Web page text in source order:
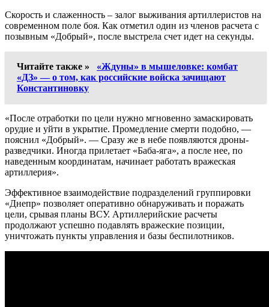
Скорость и слаженность – залог выживания артиллеристов на
современном поле боя. Как отметил один из членов расчета с
позывным «Добрый», после выстрела счет идет на секунды.
Читайте также »
«Ждуны» в мышеловке: комбат
«ДЗ» — о том, как российские войска зачищают
Константиновку
«После отработки по цели нужно мгновенно замаскировать
орудие и уйти в укрытие. Промедление смерти подобно, —
пояснил «Добрый». — Сразу же в небе появляются дроны-
разведчики. Иногда прилетает «Баба-яга», а после нее, по
наведенным координатам, начинает работать вражеская
артиллерия».
Эффективное взаимодействие подразделений группировки
«Днепр» позволяет оперативно обнаруживать и поражать
цели, срывая планы ВСУ. Артиллерийские расчеты
продолжают успешно подавлять вражеские позиции,
уничтожать пункты управления и базы беспилотников.